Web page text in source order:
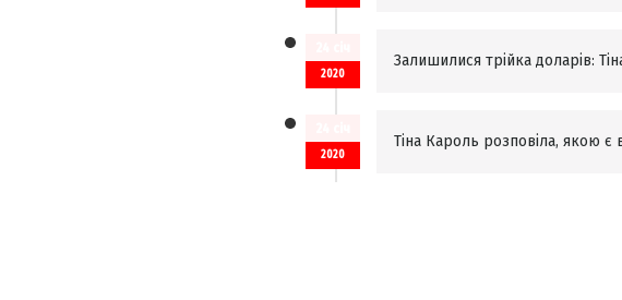
2020
Залишилися трійка доларів:
2020
Тіна Кароль розповіла, якою є